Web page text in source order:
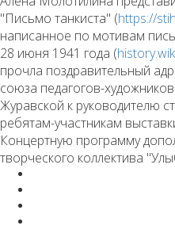
"Письмо танкиста" (https://
написанное по мотивам
28 июня 1941 года (
прочла поздравительный
союза педагогов-
Журавской к руководителю
ребятам-участникам
Концертную программу
творческого коллектива